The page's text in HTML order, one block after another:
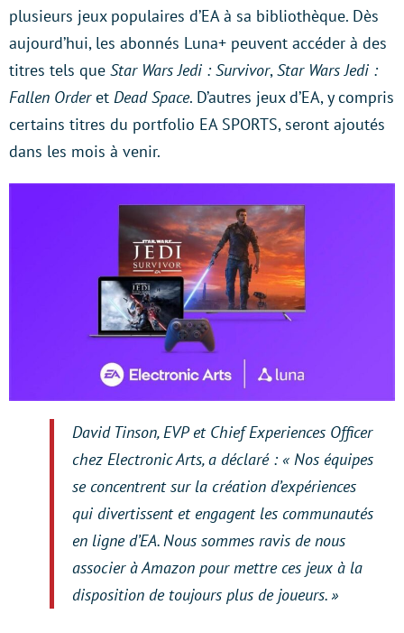
plusieurs jeux populaires d’EA à sa bibliothèque. Dès
aujourd’hui, les abonnés Luna+ peuvent accéder à des
titres tels que Star Wars Jedi : Survivor,Star Wars Jedi :
Fallen Orderet Dead Space. D’autres jeux d’EA, y compris
certains titres du portfolio EA SPORTS, seront ajoutés
dans les mois à venir.
David Tinson, EVP et Chief Experiences Officer
chez Electronic Arts, a déclaré : « Nos équipes
se concentrent sur la création d’expériences
qui divertissent et engagent les communautés
en ligne d’EA. Nous sommes ravis de nous
associer à Amazon pour mettre ces jeux à la
disposition de toujours plus de joueurs. »